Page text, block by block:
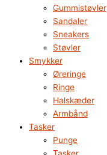
Gummistøvler
Sandaler
Sneakers
Støvler
Smykker
Øreringe
Ringe
Halskæder
Armbånd
Tasker
Punge
Tasker